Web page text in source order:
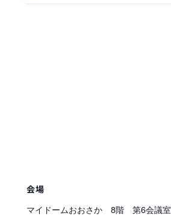
会場
マイドームおおさか 8階 第6会議室